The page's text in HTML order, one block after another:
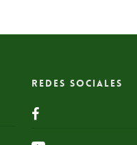
Redes Sociales
facebook